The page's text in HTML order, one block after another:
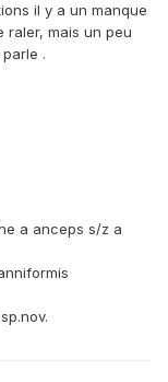
il y a un manque
raler, mais un peu
.
a anceps s/z a